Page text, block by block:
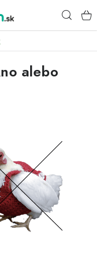
alebo